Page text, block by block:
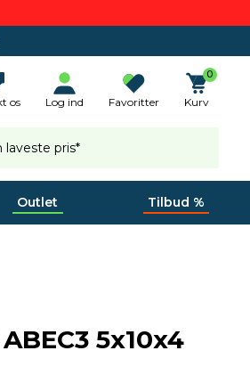
os Log ind Favoritter
0
Kurv
laveste pris*
Outlet Tilbud %
5x10x4